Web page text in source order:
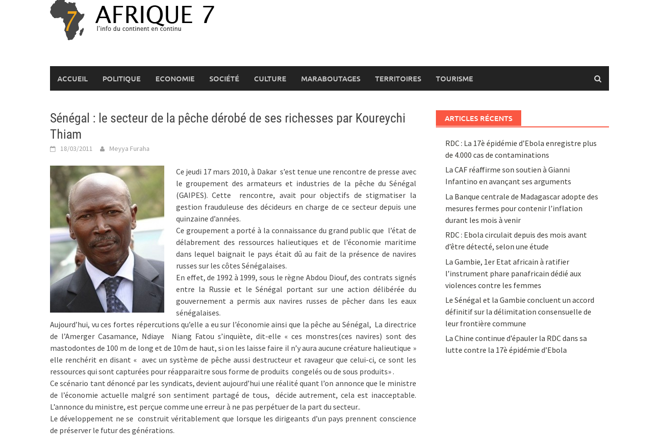
ACCUEIL POLITIQUE ECONOMIE SOCIÉTÉ CULTURE MARABOUTAGES TERRITOIRES TOURISME
Sénégal : le secteur de la pêche dérobé de ses richesses par Koureychi
Thiam
18/03/2011 Meyya Furaha
Ce jeudi 17 mars 2010, à Dakar s’est tenue une rencontre de presse avec
le groupement des armateurs et industries de la pêche du Sénégal
(GAIPES). Cette rencontre, avait pour objectifs de stigmatiser la
gestion frauduleuse des décideurs en charge de ce secteur depuis une
quinzaine d’années.
Ce groupement a porté à la connaissance du grand public que l’état de
délabrement des ressources halieutiques et de l’économie maritime
dans lequel baignait le pays était dû au fait de la présence de navires
russes sur les côtes Sénégalaises.
En effet, de 1992 à 1999, sous le règne Abdou Diouf, des contrats signés
entre la Russie et le Sénégal portant sur une action délibérée du
gouvernement a permis aux navires russes de pêcher dans les eaux
sénégalaises.
Aujourd’hui, vu ces fortes répercutions qu’elle a eu sur l’économie ainsi que la pêche au Sénégal, La directrice
de l’Amerger Casamance, Ndiaye Niang Fatou s’inquiète, dit-elle « ces monstres(ces navires) sont des
mastodontes de 100 m de long et de 10m de haut, si on les laisse faire il n’y aura aucune créature halieutique »
elle renchérit en disant « avec un système de pêche aussi destructeur et ravageur que celui-ci, ce sont les
ressources qui sont capturées pour réapparaitre sous forme de produits congelés ou de sous produits» .
Ce scénario tant dénoncé par les syndicats, devient aujourd’hui une réalité quant l’on annonce que le ministre
de l’économie actuelle malgré son sentiment partagé de tous, décide autrement, cela est inacceptable.
L’annonce du ministre, est perçue comme une erreur à ne pas perpétuer de la part du secteur..
Le développement ne se construit véritablement que lorsque les dirigeants d’un pays prennent conscience
de préserver le futur des générations.
ARTICLES RÉCENTS
RDC : La 17è épidémie d’Ebola enregistre plus
de 4.000 cas de contaminations
La CAF réaffirme son soutien à Gianni
Infantino en avançant ses arguments
La Banque centrale de Madagascar adopte des
mesures fermes pour contenir l’inflation
durant les mois à venir
RDC : Ebola circulait depuis des mois avant
d’être détecté, selon une étude
La Gambie, 1er Etat africain à ratifier
l’instrument phare panafricain dédié aux
violences contre les femmes
Le Sénégal et la Gambie concluent un accord
définitif sur la délimitation consensuelle de
leur frontière commune
La Chine continue d’épauler la RDC dans sa
lutte contre la 17è épidémie d’Ebola